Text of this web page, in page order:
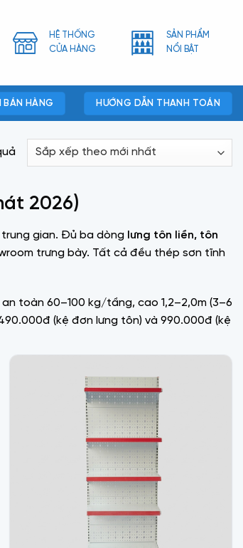
HỆ THỐNG
CỬA HÀNG
SẢN PHẨM
NỔI BẬT
BÁN HÀNG HƯỚNG DẪN THANH TOÁN
Đã
sắp
theo
nhất
2026)
trung gian. Đủ ba dòng lưng tôn liền, tôn
trưng bày. Tất cả đều thép sơn tĩnh
toàn 60–100 kg/tầng, cao 1,2–2,0m (3–6
(kệ đơn lưng tôn) và 990.000đ (kệ